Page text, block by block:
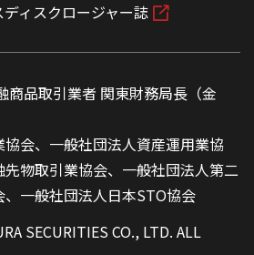
ィスクロージャー誌
商品取引業者 関東財務局長（金
会、一般社団法人資産運用業協
物取引業協会、一般社団法人第二
一般社団法人日本STO協会
SECURITIES CO., LTD. ALL